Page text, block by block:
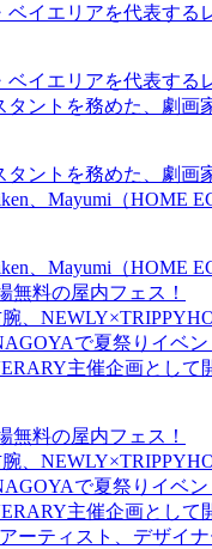
イエリアを代表する
イエリアを代表する
タントを務めた、劇画
タントを務めた、劇画
、Mayumi（HOME
、Mayumi（HOME
無料の屋内フェス！
腕、
で夏祭りイベ
主催企画として
無料の屋内フェス！
腕、
で夏祭りイベ
主催企画として
ーティスト、デザイ